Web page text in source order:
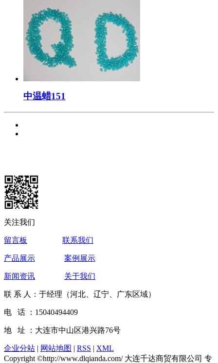
中温蜡151
关注我们
留言板 联系我们
产品展示 案例展示
新闻资讯 关于我们
联 系 人：于经理（河北、辽宁、广东区域）
电 话 ：15040494409
地 址 ：大连市中山区港兴路76号
企业分站 | 网站地图 | RSS | XML
Copyright ©http://www.dlqianda.com/ 大连千达商贸有限公司 专